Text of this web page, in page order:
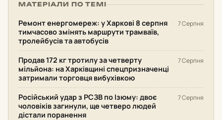
МАТЕРІАЛИ ПО ТЕМІ
Ремонт енергомереж: у Харкові 8 серпня
тимчасово змінять маршрути трамваїв,
тролейбусів та автобусів
7 Серпня
Продав 172 кг тротилу за четверту
мільйона: на Харківщині спецпризначенці
затримали торговця вибухівкою
7 Серпня
Російський удар з РСЗВ по Ізюму: двоє
чоловіків загинули, ще четверо людей
дістали поранення
7 Серпня